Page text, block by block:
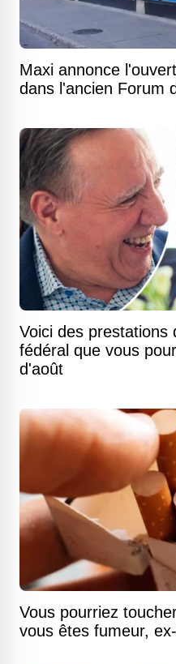
Maxi annonce
dans l'ancien Forum
Voici des prestations
fédéral que vous
d'août
Vous pourriez
vous êtes fumeur,